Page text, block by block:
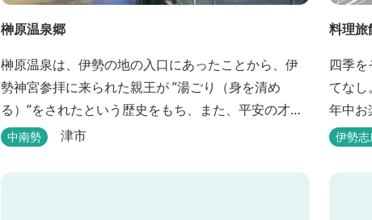
榊原温泉郷
榊原温泉は、伊勢の地の入口にあったことから、伊
勢神宮参拝に来られた親王が ”湯ごり（身を清め
る）”をされたという歴史をもち、また、平安の才
女・清少納言が 「枕草子」で”湯は七栗の湯”＜当時
として祀っていることもあって、恋の和歌も多く残
中南勢 津市
料理
四季
てな
年中お
伊勢志